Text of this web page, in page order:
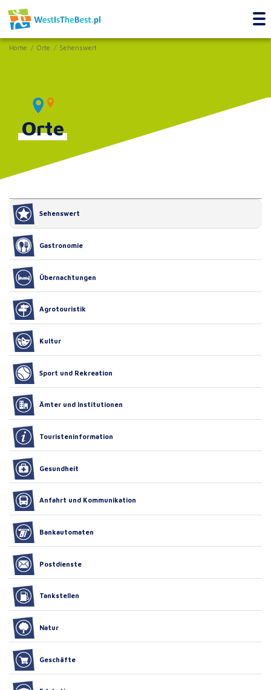
Home Orte Sehenswert
Orte
Sehenswert
Gastronomie
Übernachtungen
Agrotouristik
Kultur
Sport und Rekreation
Ämter und Institutionen
Touristeninformation
Gesundheit
Anfahrt und Kommunikation
Bankautomaten
Postdienste
Tankstellen
Natur
Geschäfte